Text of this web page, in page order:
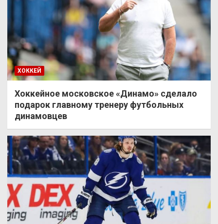
ХОККЕЙ
Хоккейное московское «Динамо» сделало
подарок главному тренеру футбольных
динамовцев